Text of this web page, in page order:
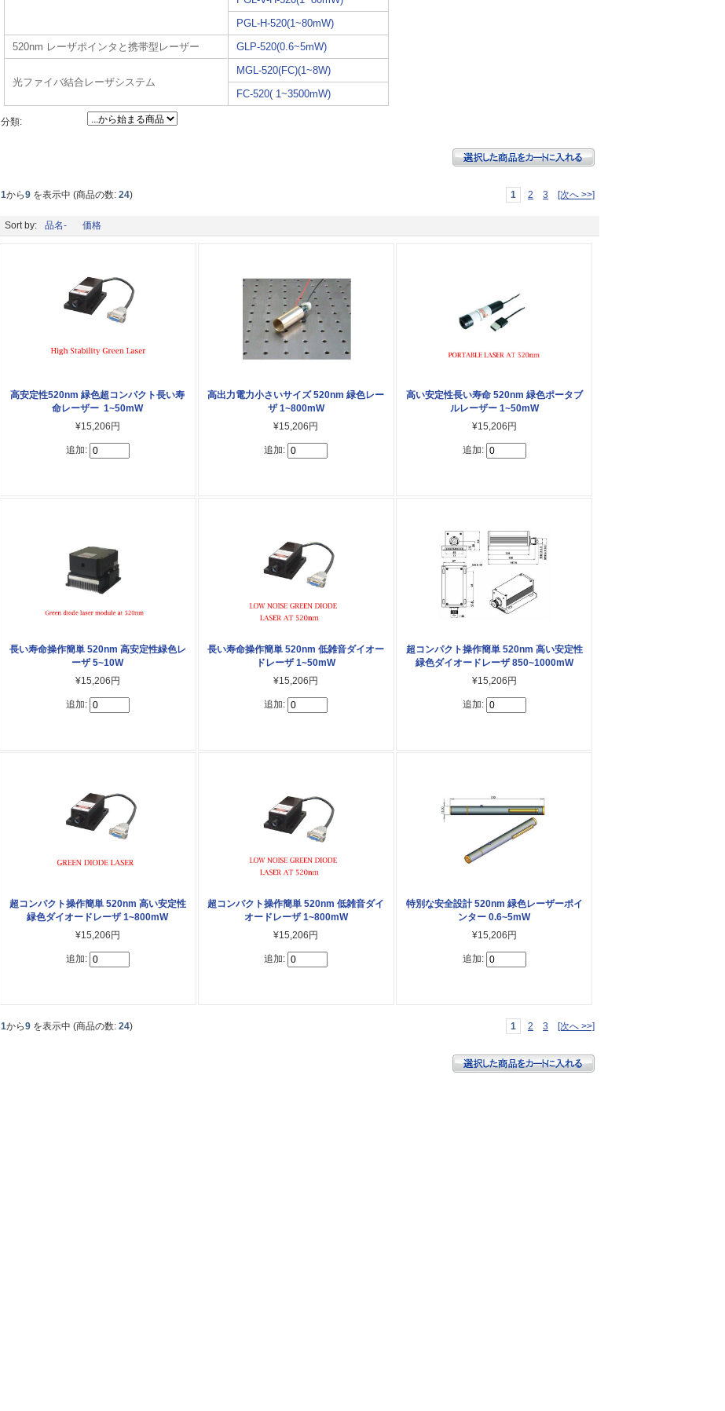
PGL-H-520(1~80mW)
520nm レーザポインタと携帯型レーザー
GLP-520(0.6~5mW)
光ファイバ結合レーザシステム
MGL-520(FC)(1~8W)
FC-520( 1~3500mW)
分類:
1から9 を表示中 (商品の数:24) 1 2 3 [次へ >>]
Sort by: 品名- 価格
高安定性520nm 緑色超コンパクト長い寿
命レーザー 1~50mW
¥15,206円
追加:
高出力電力小さいサイズ 520nm 緑色レー
ザ 1~800mW
¥15,206円
追加:
高い安定性長い寿命 520nm 緑色ポータブ
ルレーザー 1~50mW
¥15,206円
追加:
長い寿命操作簡単 520nm 高安定性緑色レ
ーザ 5~10W
¥15,206円
追加:
長い寿命操作簡単 520nm 低雑音ダイオー
ドレーザ 1~50mW
¥15,206円
追加:
超コンパクト操作簡単 520nm 高い安定性
緑色ダイオードレーザ 850~1000mW
¥15,206円
追加:
超コンパクト操作簡単 520nm 高い安定性
緑色ダイオードレーザ 1~800mW
¥15,206円
追加:
超コンパクト操作簡単 520nm 低雑音ダイ
オードレーザ 1~800mW
¥15,206円
追加:
特別な安全設計 520nm 緑色レーザーポイ
ンター 0.6~5mW
¥15,206円
追加:
1から9 を表示中 (商品の数:24) 1 2 3 [次へ >>]